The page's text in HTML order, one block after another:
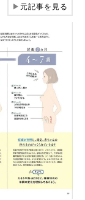
▶元記事を見る